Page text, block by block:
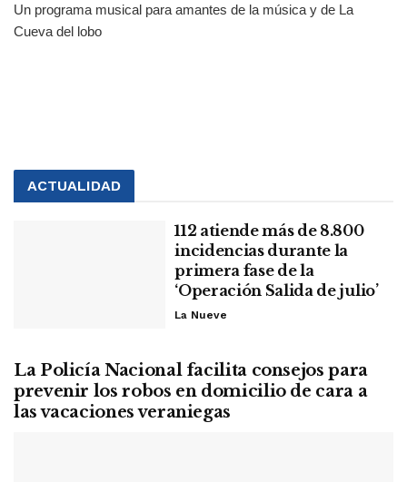
Un programa musical para amantes de la música y de La
Cueva del lobo
ACTUALIDAD
112 atiende más de 8.800
incidencias durante la
primera fase de la
‘Operación Salida de julio’
La Nueve
La Policía Nacional facilita consejos para
prevenir los robos en domicilio de cara a
las vacaciones veraniegas